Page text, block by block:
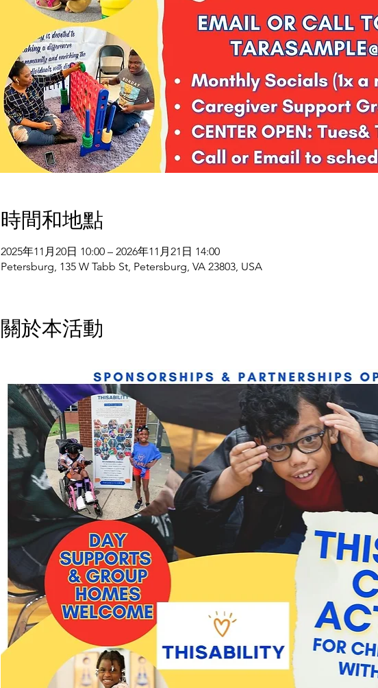
時間和地點
2025年11月20日 10:00 – 2026年11月21日 14:00
Petersburg, 135 W Tabb St, Petersburg, VA 23803, USA
關於本活動